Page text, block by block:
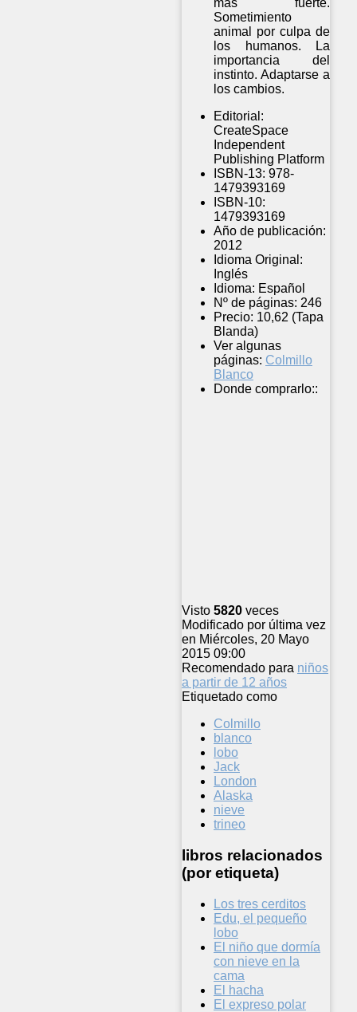
más fuerte.
Sometimiento
animal por culpa de
los humanos. La
importancia del
instinto. Adaptarse a
los cambios.
Editorial:
CreateSpace
Independent
Publishing Platform
ISBN-13: 978-
1479393169
ISBN-10:
1479393169
Año de publicación:
2012
Idioma Original:
Inglés
Idioma: Español
Nº de páginas: 246
Precio: 10,62 (Tapa
Blanda)
Ver algunas
páginas: Colmillo
Blanco
Donde comprarlo::
Visto 5820 veces
Modificado por última vez
en Miércoles, 20 Mayo
2015 09:00
Recomendado para niños
a partir de 12 años
Etiquetado como
Colmillo
blanco
lobo
Jack
London
Alaska
nieve
trineo
libros relacionados
(por etiqueta)
Los tres cerditos
Edu, el pequeño
lobo
El niño que dormía
con nieve en la
cama
El hacha
El expreso polar